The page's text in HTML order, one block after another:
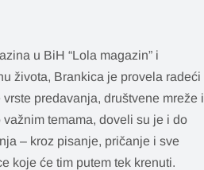
u BiH “Lola magazin” i
života, Brankica je provela radeći
predavanja, društvene mreže i
temama, doveli su je i do
– kroz pisanje, pričanje i sve
koje će tim putem tek krenuti.